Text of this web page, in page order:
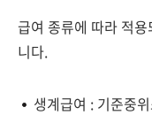
급여 종류에 따라 적
니다.
생계급여 : 기준중